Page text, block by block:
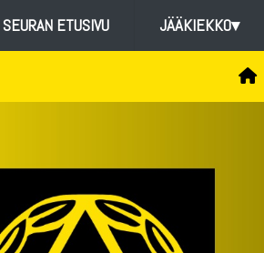
SEURAN ETUSIVU JÄÄKIEKKO▾